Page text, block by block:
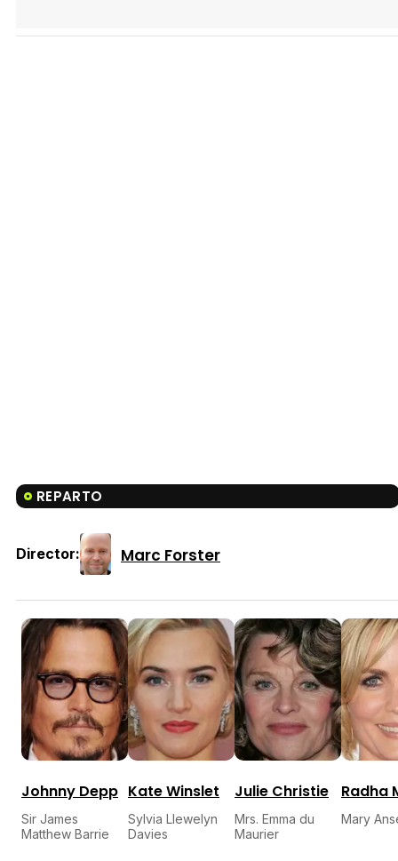
REPARTO
Director: Marc Forster
Johnny Depp
Sir James
Matthew Barrie
Kate Winslet
Sylvia Llewelyn
Davies
Julie Christie
Mrs. Emma du
Maurier
Radha
Mary